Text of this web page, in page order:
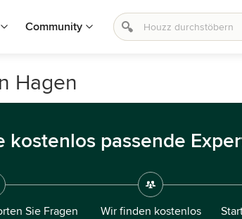
Community
Hagen
kostenlos passende
Sie Fragen
Wir finden kostenlos